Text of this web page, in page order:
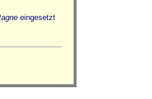
eingesetzt